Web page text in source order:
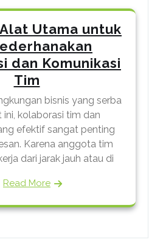
Utama untuk
dan Komunikasi
Tim
bisnis yang serba
ini, kolaborasi tim dan
efektif sangat penting
Karena anggota tim
dari jarak jauh atau di
Read More